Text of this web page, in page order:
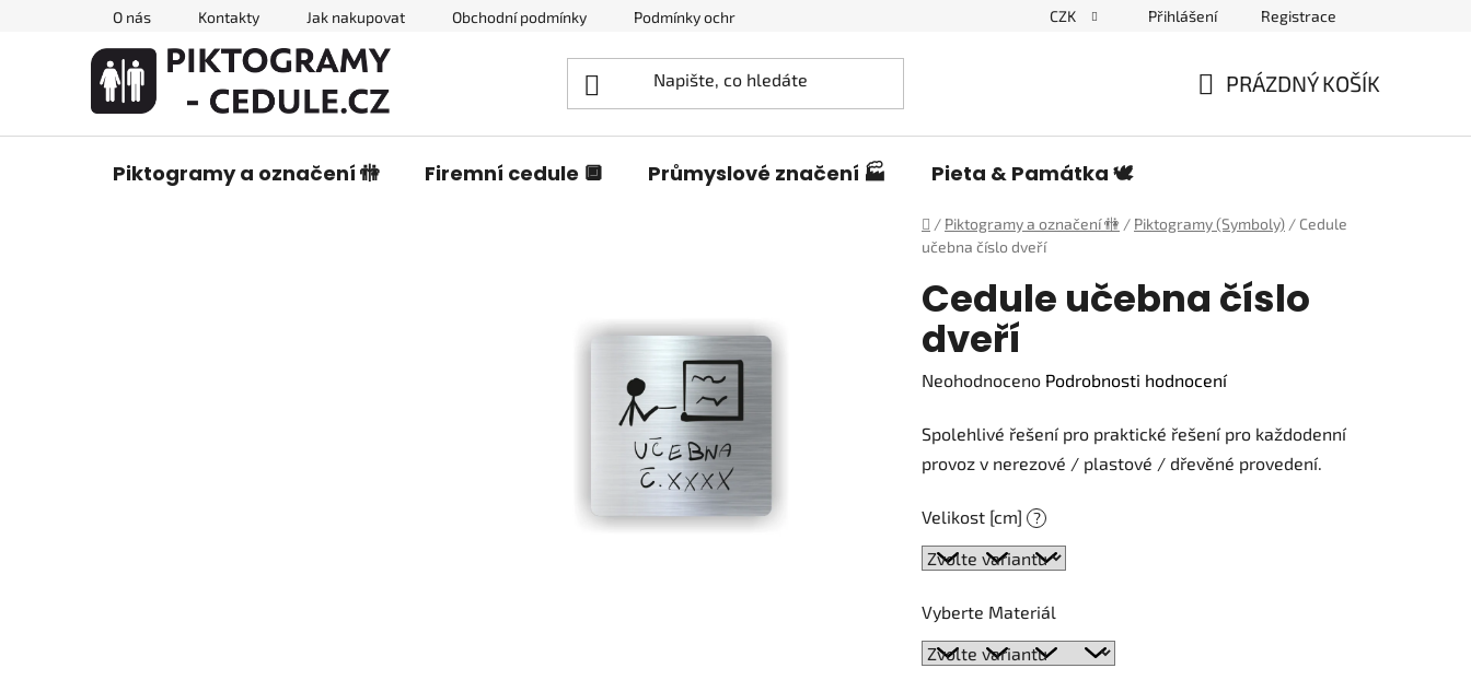
O nás Kontakty Jak nakupovat Obchodní podmínky Podmínky ochrany osobních údajů Blog o cedulích a piktogramech
CZK Přihlášení Registrace
PRÁZDNÝ KOŠÍK
Piktogramy a označení 🚻 Firemní cedule 🔲 Průmyslové značení 🏭 Pieta & Památka 🕊️
Domů
/ Piktogramy a označení 🚻 / Piktogramy (Symboly) / Cedule
učebna číslo dveří
Cedule učebna číslo
dveří
Průměrné
produktu
je
z
5
Neohodnoceno Podrobnosti hodnocení
Spolehlivé řešení pro praktické řešení pro každodenní
provoz v nerezové / plastové / dřevěné provedení.
Velikost [cm] ?
Vyberte Materiál